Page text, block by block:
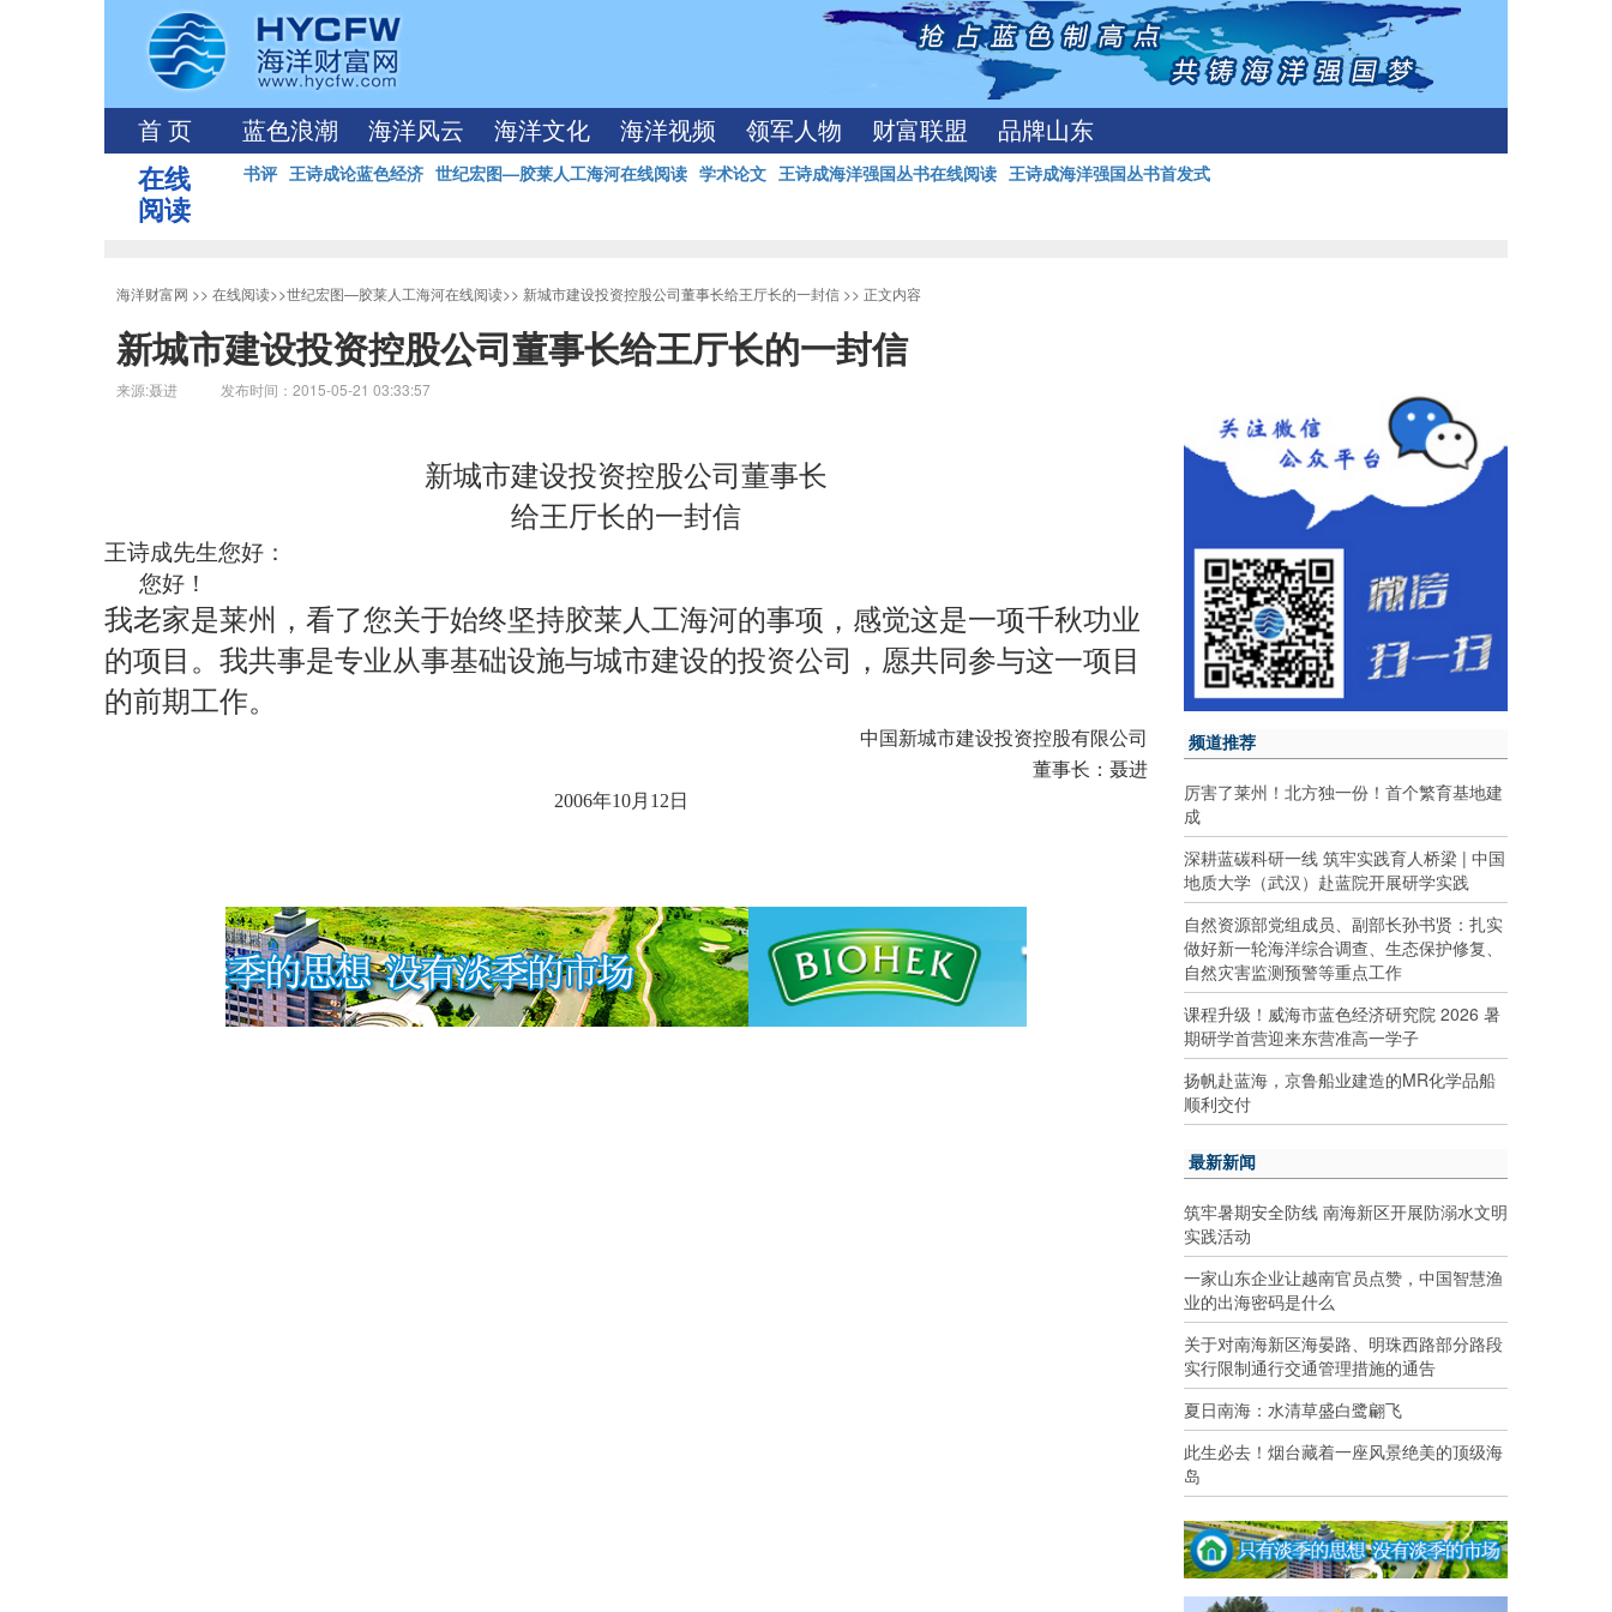
首 页 蓝色浪潮 海洋风云 海洋文化 海洋视频 领军人物 财富联盟 品牌山东
在线
阅读
书评 王诗成论蓝色经济 世纪宏图—胶莱人工海河在线阅读 学术论文 王诗成海洋强国丛书在线阅读 王诗成海洋强国丛书首发式
海洋财富网 >> 在线阅读>>世纪宏图—胶莱人工海河在线阅读>> 新城市建设投资控股公司董事长给王厅长的一封信 >> 正文内容
新城市建设投资控股公司董事长给王厅长的一封信
来源:聂进 发布时间：2015-05-21 03:33:57
新城市建设投资控股公司董事长
给王厅长的一封信
王诗成先生您好：
您好！
我老家是莱州，看了您关于始终坚持胶莱人工海河的事项，感觉这是一项千秋功业
的项目。我共事是专业从事基础设施与城市建设的投资公司，愿共同参与这一项目
的前期工作。
中国新城市建设投资控股有限公司
董事长：聂进
2006年10月 12 日
频道推荐
厉害了莱州！北方独一份！首个繁育基地建
成
深耕蓝碳科研一线 筑牢实践育人桥梁 | 中国
地质大学（武汉）赴蓝院开展研学实践
自然资源部党组成员、副部长孙书贤：扎实
做好新一轮海洋综合调查、生态保护修复、
自然灾害监测预警等重点工作
课程升级！威海市蓝色经济研究院 2026 暑
期研学首营迎来东营准高一学子
扬帆赴蓝海，京鲁船业建造的MR化学品船
顺利交付
最新新闻
筑牢暑期安全防线 南海新区开展防溺水文明
实践活动
一家山东企业让越南官员点赞，中国智慧渔
业的出海密码是什么
关于对南海新区海晏路、明珠西路部分路段
实行限制通行交通管理措施的通告
夏日南海：水清草盛白鹭翩飞
此生必去！烟台藏着一座风景绝美的顶级海
岛